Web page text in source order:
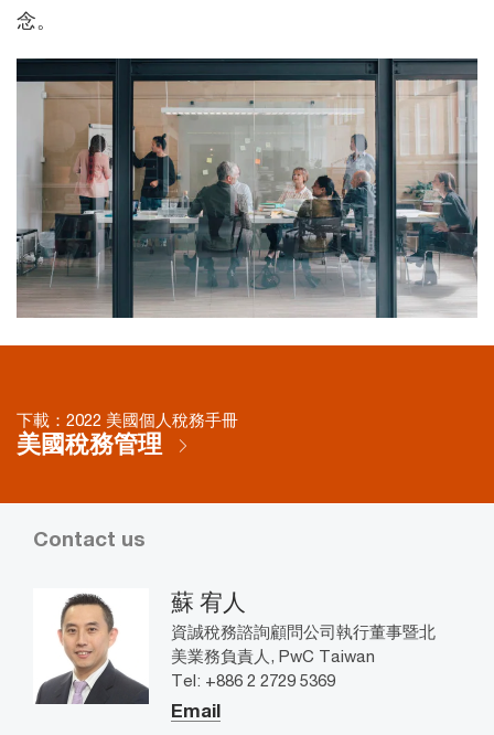
念。
下載：2022 美國個人稅務手冊
美國稅務管理
Contact us
蘇 宥人
資誠稅務諮詢顧問公司執行董事暨北
美業務負責人, PwC Taiwan
Tel: +886 2 2729 5369
Email